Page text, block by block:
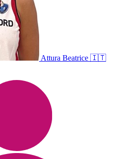
Attura Beatrice 🇮🇹